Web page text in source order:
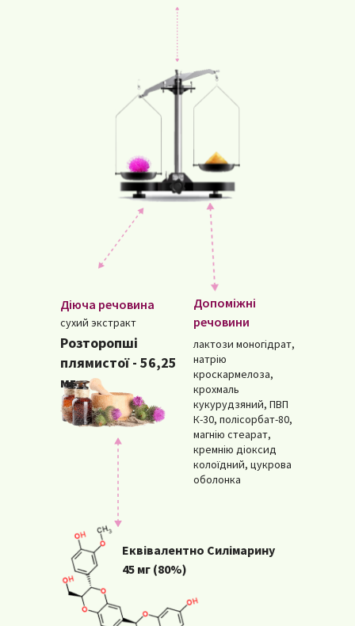
Діюча речовина
сухий экстракт
Розторопші
плямистої - 56,25
мг
Допоміжні
речовини
лактози моногідрат,
натрію
кроскармелоза,
крохмаль
кукурудзяний, ПВП
К-30, полісорбат-80,
магнію стеарат,
кремнію діоксид
колоїдний, цукрова
оболонка
Еквівалентно Силімарину
45 мг (80%)